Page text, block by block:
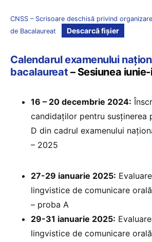
CNSS – Scrisoare deschisă privind
de Bacalaureat
Descarcă fișier
Calendarul examenului
bacalaureat – Sesiunea
16 – 20 decembrie 2024:
candidaților pentru susținerea
D din cadrul examenului
– 2025
27-29 ianuarie 2025:
lingvistice de comunicare
– proba A
29-31 ianuarie 2025:
lingvistice de comunicare